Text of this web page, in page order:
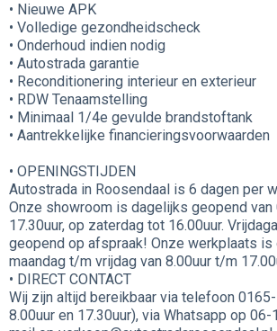
• Nieuwe APK
• Volledige gezondheidscheck
• Onderhoud indien nodig
• Autostrada garantie
• Reconditionering interieur en exterieur
• RDW Tenaamstelling
• Minimaal 1/4e gevulde brandstoftank
• Aantrekkelijke financieringsvoorwaarden
• OPENINGSTIJDEN
Autostrada in Roosendaal is 6 dagen per
Onze showroom is dagelijks geopend van
17.30uur, op zaterdag tot 16.00uur.
geopend op afspraak! Onze werkplaats is
maandag t/m vrijdag van 8.00uur t/m
• DIRECT CONTACT
Wij zijn altijd bereikbaar via telefoon
8.00uur en 17.30uur), via Whatsapp op